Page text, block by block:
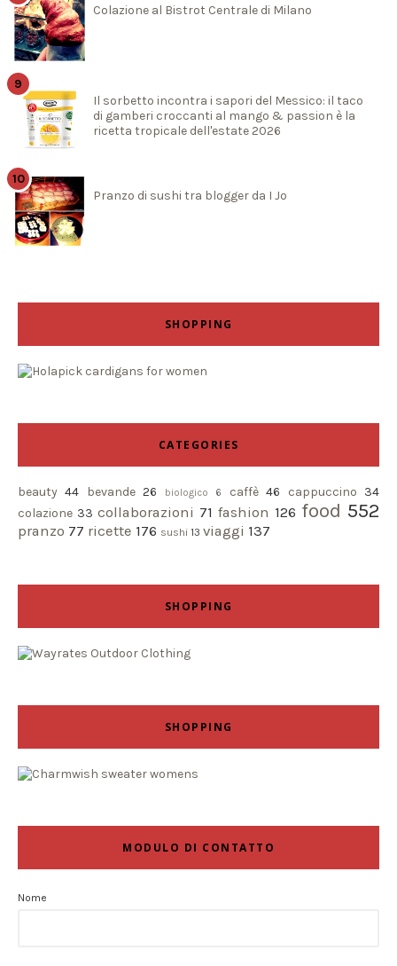
Colazione al Bistrot Centrale di Milano
Il sorbetto incontra i sapori del Messico: il taco
di gamberi croccanti al mango & passion è la
ricetta tropicale dell'estate 2026
Pranzo di sushi tra blogger da I Jo
SHOPPING
CATEGORIES
beauty 44 bevande 26 biologico 6 caffè 46 cappuccino 34
colazione 33 collaborazioni 71 fashion 126 food 552
pranzo 77 ricette 176 sushi 13 viaggi 137
SHOPPING
SHOPPING
MODULO DI CONTATTO
Nome